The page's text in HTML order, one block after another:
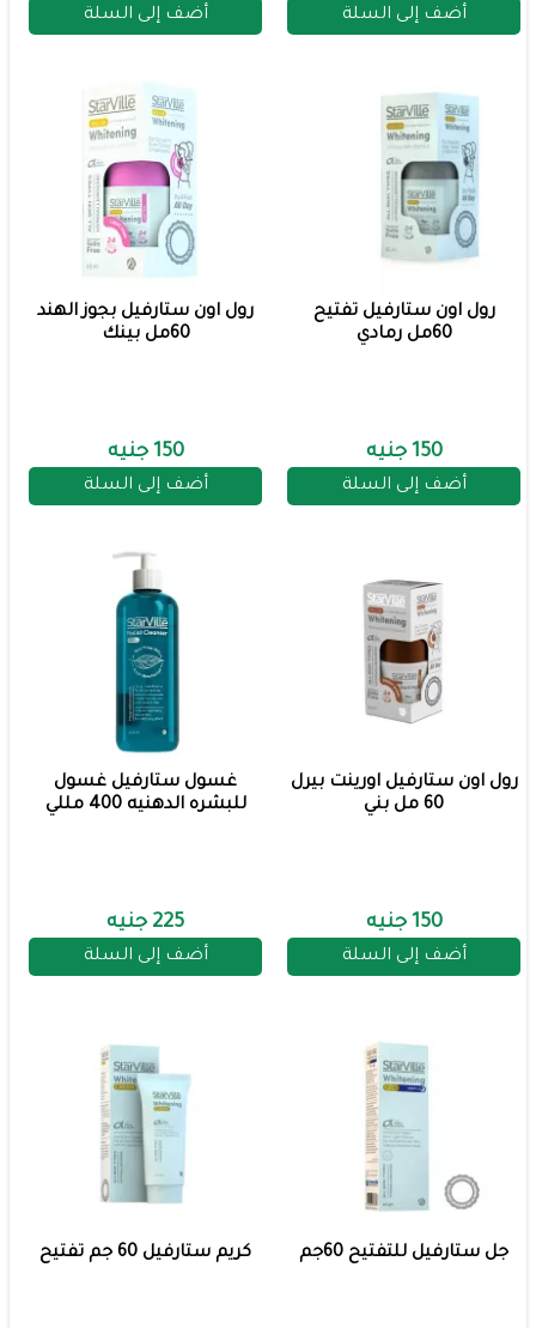
أضف إلى السلة أضف إلى السلة
رول اون ستارفيل تفتيح
60مل رمادي
150 جنيه
أضف إلى السلة
رول اون ستارفيل بجوز الهند
60مل بينك
150 جنيه
أضف إلى السلة
رول اون ستارفيل اورينت بيرل
60 مل بني
150 جنيه
أضف إلى السلة
غسول ستارفيل غسول
للبشره الدهنيه 400 مللي
225 جنيه
أضف إلى السلة
جل ستارفيل للتفتيح 60جم كريم ستارفيل 60 جم تفتيح